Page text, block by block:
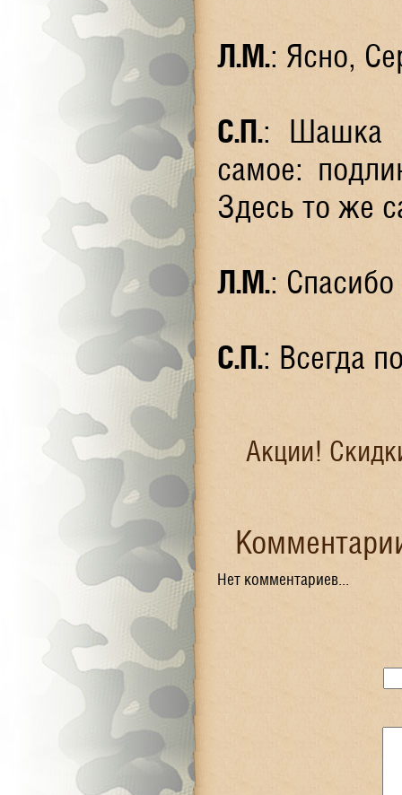
Л.М.: Ясно,
С.П.: Шашка
самое:
Здесь то же
Л.М.:
С.П.: Всегда
Акции!
Нет комментариев...